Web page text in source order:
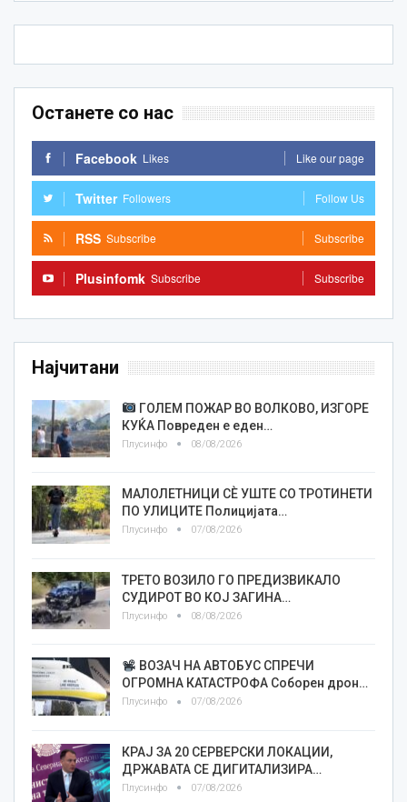
Останете со нас
Facebook Likes Like our page
Twitter Followers Follow Us
RSS Subscribe Subscribe
Plusinfomk Subscribe Subscribe
Најчитани
ГОЛЕМ ПОЖАР ВО ВОЛКОВО, ИЗГОРЕ
КУЌА Повреден е еден…
Плусинфо 08/08/2026
МАЛОЛЕТНИЦИ СÈ УШТЕ СО ТРОТИНЕТИ
ПО УЛИЦИТЕ Полицијата…
Плусинфо 07/08/2026
ТРЕТО ВОЗИЛО ГО ПРЕДИЗВИКАЛО
СУДИРОТ ВО КОЈ ЗАГИНА…
Плусинфо 08/08/2026
ВОЗАЧ НА АВТОБУС СПРЕЧИ
ОГРОМНА КАТАСТРОФА Соборен дрон…
Плусинфо 07/08/2026
КРАЈ ЗА 20 СЕРВЕРСКИ ЛОКАЦИИ,
ДРЖАВАТА СЕ ДИГИТАЛИЗИРА…
Плусинфо 07/08/2026